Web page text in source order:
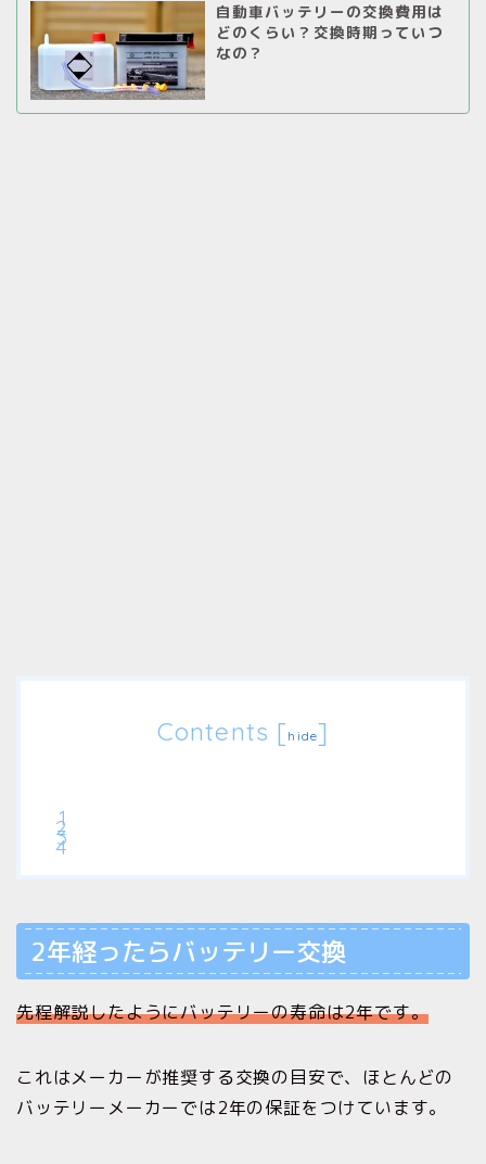
自動車バッテリーの交換費用は
どのくらい？交換時期っていつ
なの？
Contents [ hide]
2年経ったらバッテリー交換
先程解説したようにバッテリーの寿命は2年です。
これはメーカーが推奨する交換の目安で、ほとんどの
バッテリーメーカーでは2年の保証をつけています。